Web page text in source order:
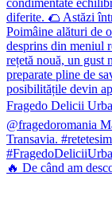
🔥 De când am